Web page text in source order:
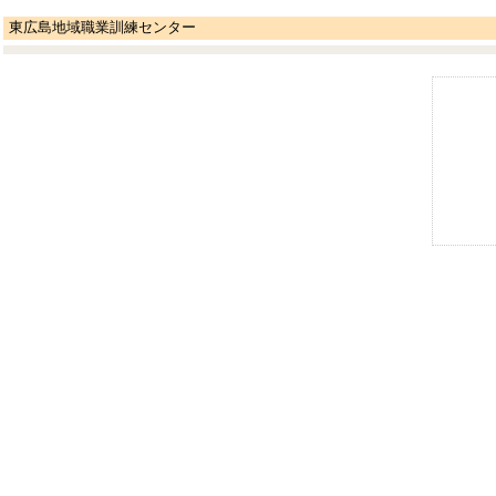
東広島地域職業訓練センター